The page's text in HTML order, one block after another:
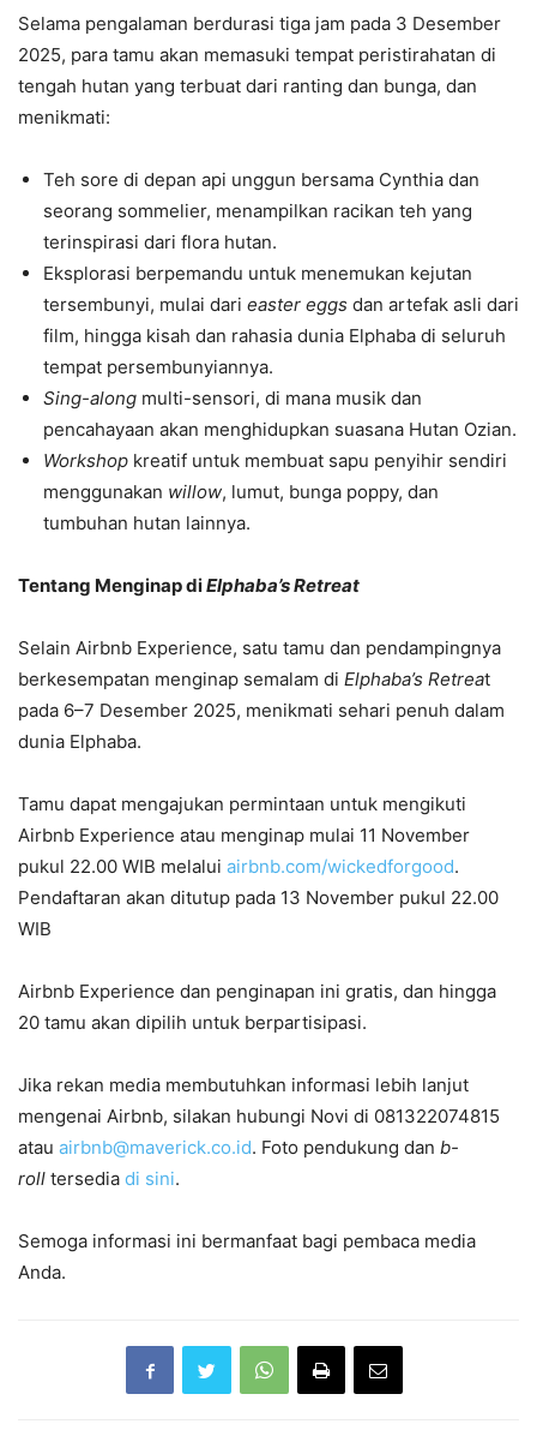
Selama pengalaman berdurasi tiga jam pada 3 Desember
2025, para tamu akan memasuki tempat peristirahatan di
tengah hutan yang terbuat dari ranting dan bunga, dan
menikmati:
Teh sore di depan api unggun bersama Cynthia dan
seorang sommelier, menampilkan racikan teh yang
terinspirasi dari flora hutan.
Eksplorasi berpemandu untuk menemukan kejutan
tersembunyi, mulai dari easter eggs dan artefak asli dari
film, hingga kisah dan rahasia dunia Elphaba di seluruh
tempat persembunyiannya.
Sing-along multi-sensori, di mana musik dan
pencahayaan akan menghidupkan suasana Hutan Ozian.
Workshop kreatif untuk membuat sapu penyihir sendiri
menggunakan willow, lumut, bunga poppy, dan
tumbuhan hutan lainnya.
Tentang Menginap diElphaba’s Retreat
Selain Airbnb Experience, satu tamu dan pendampingnya
berkesempatan menginap semalam di Elphaba’s Retreat
pada 6–7 Desember 2025, menikmati sehari penuh dalam
dunia Elphaba.
Tamu dapat mengajukan permintaan untuk mengikuti
Airbnb Experience atau menginap mulai 11 November
pukul 22.00 WIB melalui airbnb.com/wickedforgood.
Pendaftaran akan ditutup pada 13 November pukul 22.00
WIB
Airbnb Experience dan penginapan ini gratis, dan hingga
20 tamu akan dipilih untuk berpartisipasi.
Jika rekan media membutuhkan informasi lebih lanjut
mengenai Airbnb, silakan hubungi Novi di 081322074815
atau airbnb@maverick.co.id. Foto pendukung dan b-
roll tersedia di sini.
Semoga informasi ini bermanfaat bagi pembaca media
Anda.